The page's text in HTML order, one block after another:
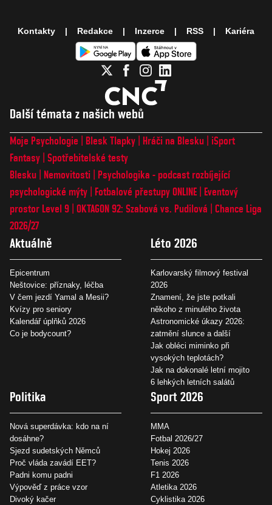
Další témata z našich webů
Moje Psychologie Blesk Tlapky Hráči na Blesku
iSport
Fantasy Spotřebitelské testy
Blesku
Nemovitosti
Psychologika - podcast rozbíjející
psychologické mýty
Fotbalové přestupy ONLINE
Eventový
prostor Level 9 OKTAGON 92: Szabová vs. Pudilová
Chance Liga
2026/27
Aktuálně
Epicentrum
Neštovice: příznaky, léčba
V čem jezdí Yamal a Mesii?
Kvízy pro seniory
Kalendář úplňků 2026
Co je bodycount?
Léto 2026
Karlovarský filmový festival
2026
Znamení, že jste potkali
někoho z minulého života
Astronomické úkazy 2026:
zatmění slunce a další
Jak obléci miminko při
vysokých teplotách?
Jak na dokonalé letní mojito
6 lehkých letních salátů
Politika
Nová superdávka: kdo na ní
dosáhne?
Sjezd sudetských Němců
Proč vláda zavádí EET?
Padni komu padni
Výpověď z práce vzor
Divoký kačer
Sport 2026
MMA
Fotbal 2026/27
Hokej 2026
Tenis 2026
F1 2026
Atletika 2026
Cyklistika 2026
Kontakty Redakce Inzerce RSS Kariéra